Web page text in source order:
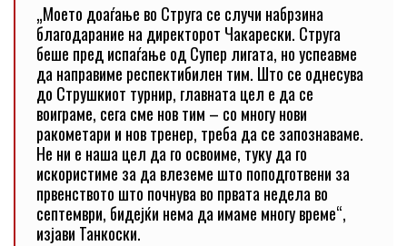
„Моето доаѓање во Струга се случи набрзина
благодарание на директорот Чакарески. Струга
беше пред испаѓање од Супер лигата, но успеавме
да направиме респектибилен тим. Што се однесува
до Струшкиот турнир, главната цел е да се
воиграме, сега сме нов тим – со многу нови
ракометари и нов тренер, треба да се запознаваме.
Не ни е наша цел да го освоиме, туку да го
искористиме за да влеземе што поподготвени за
првенството што почнува во првата недела во
септември, бидејќи нема да имаме многу време“,
изјави Танкоски.